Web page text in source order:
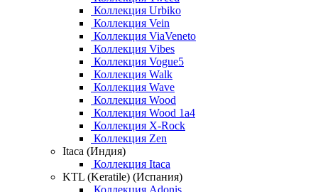
Коллекция Urbiko
Коллекция Vein
Коллекция ViaVeneto
Коллекция Vibes
Коллекция Vogue5
Коллекция Walk
Коллекция Wave
Коллекция Wood
Коллекция Wood 1a4
Коллекция X-Rock
Коллекция Zen
Itaca (Индия)
Коллекция Itaca
KTL (Keratile) (Испания)
Коллекция Adonis